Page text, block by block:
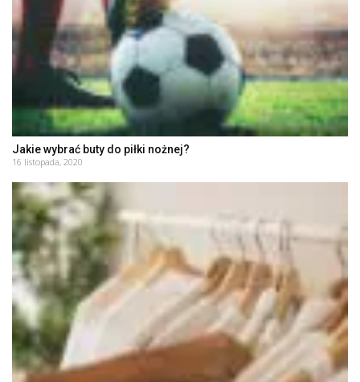
Jakie wybrać buty do piłki nożnej?
16 listopada, 2020